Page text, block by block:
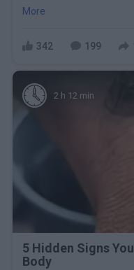
More
342 199
2 h 12 min
5 Hidden Signs
Body